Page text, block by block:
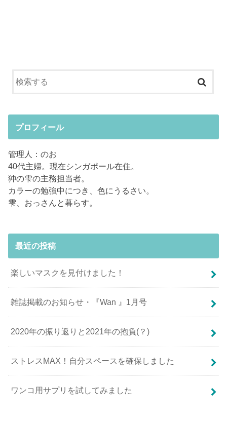
プロフィール
管理人：のお
40代主婦。現在シンガポール在住。
狆の雫の主務担当者。
カラーの勉強中につき、色にうるさい。
雫、おっさんと暮らす。
最近の投稿
楽しいマスクを見付けました！
雑誌掲載のお知らせ・『Wan 』1月号
2020年の振り返りと2021年の抱負(？)
ストレスMAX！自分スペースを確保しました
ワンコ用サプリを試してみました